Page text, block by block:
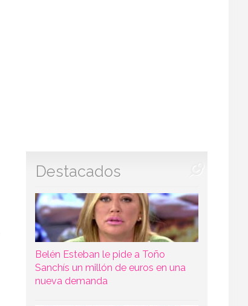
Destacados
Belén Esteban le pide a Toño
Sanchís un millón de euros en una
nueva demanda